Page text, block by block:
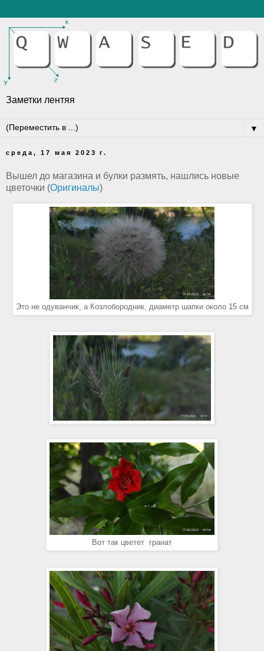
Заметки лентяя
▼
среда, 17 мая 2023 г.
Вышел до магазина и булки размять, нашлись новые
цветочки (Оригиналы)
Это не одуванчик, а Козлобородник, диаметр шапки около 15 см
Вот так цветет гранат